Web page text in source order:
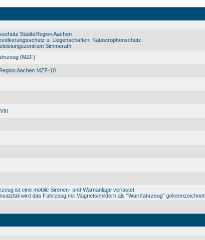
StädteRegion Aachen
u. Liegenschaften; Katastrophenschutz
Simmerath
(MZF)
Aachen MZF-10
ist eine mobile Sirenen- und Warnanlage verlastet.
wird das Fahrzeug mit Magnetschildern als "Warnfahrzeug" gekennzeichnet.